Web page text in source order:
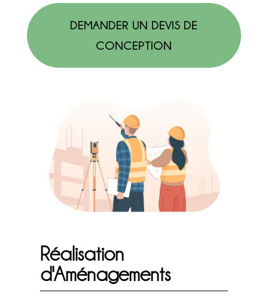
DEMANDER UN DEVIS DE
CONCEPTION
Réalisation
d'Aménagements